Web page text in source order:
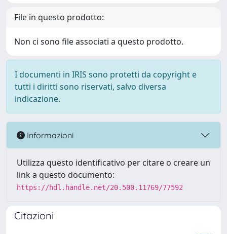
File in questo prodotto:
Non ci sono file associati a questo prodotto.
I documenti in IRIS sono protetti da copyright e
tutti i diritti sono riservati, salvo diversa
indicazione.
Informazioni
Utilizza questo identificativo per citare o creare un
link a questo documento:
https://hdl.handle.net/20.500.11769/77592
Citazioni